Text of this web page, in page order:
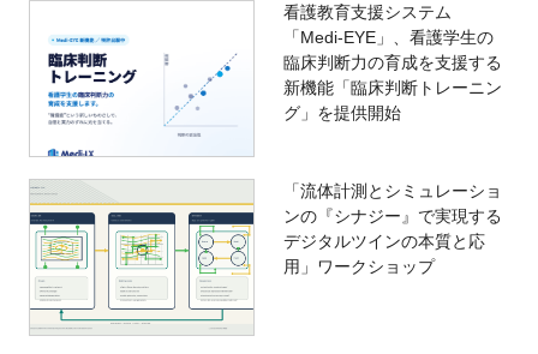
看護教育支援システム
「Medi-EYE」、看護学生の
臨床判断力の育成を支援する
新機能「臨床判断トレーニン
グ」を提供開始
「流体計測とシミュレーショ
ンの『シナジー』で実現する
デジタルツインの本質と応
用」ワークショップ